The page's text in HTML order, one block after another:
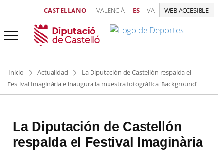
CASTELLANO VALENCIÀ ES VA WEB ACCESIBLE
Inicio Actualidad
La Diputación de Castellón respalda el
Festival Imaginària e inaugura la muestra fotográfica ‘Background’
La Diputación de Castellón
respalda el Festival Imaginària